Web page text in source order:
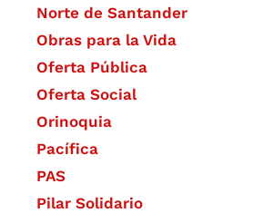
Norte de Santander
Obras para la Vida
Oferta Pública
Oferta Social​​
Orinoquia
Pacífica
PAS
Pilar Solidario